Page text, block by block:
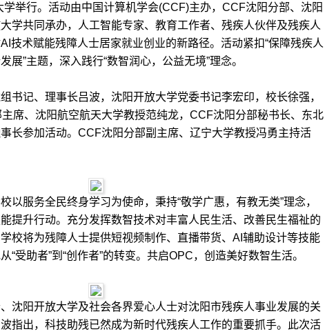
学举行。活动由中国计算机学会(CCF)主办，CCF沈阳分部、沈阳
学共同承办，人工智能专家、教育工作者、残疾人伙伴及残疾人
技术赋能残障人士居家就业创业的新路径。活动紧扣“保障残疾人
展”主题，深入践行“数智润心，公益无境”理念。
记、理事长吕波，沈阳开放大学党委书记李宏印，校长徐强，
席、沈阳航空航天大学教授范纯龙，CCF沈阳分部秘书长、东北
长参加活动。CCF沈阳分部副主席、辽宁大学教授冯勇主持活
服务全民终身学习为使命，秉持“敬学广惠，有教无类”理念，
提升行动。充分发挥数智技术对丰富人民生活、改善民生福祉的
校将为残障人士提供短视频制作、直播带货、AI辅助设计等技能
“受助者”到“创作者”的转变。共启OPC，创造美好数智生活。
阳开放大学及社会各界爱心人士对沈阳市残疾人事业发展的关
指出，科技助残已然成为新时代残疾人工作的重要抓手。此次活